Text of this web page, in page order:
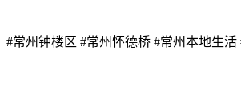
#常州钟楼区 #常州怀德桥 #常州本地生